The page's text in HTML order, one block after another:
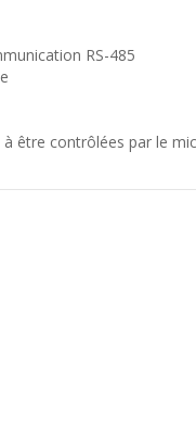
RS-485
être contrôlées par le